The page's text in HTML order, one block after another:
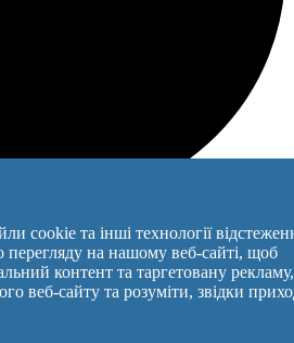
cookie та інші технології
на нашому веб-сайті, щоб
контент та таргетовану рекламу,
веб-сайту та розуміти, звідки